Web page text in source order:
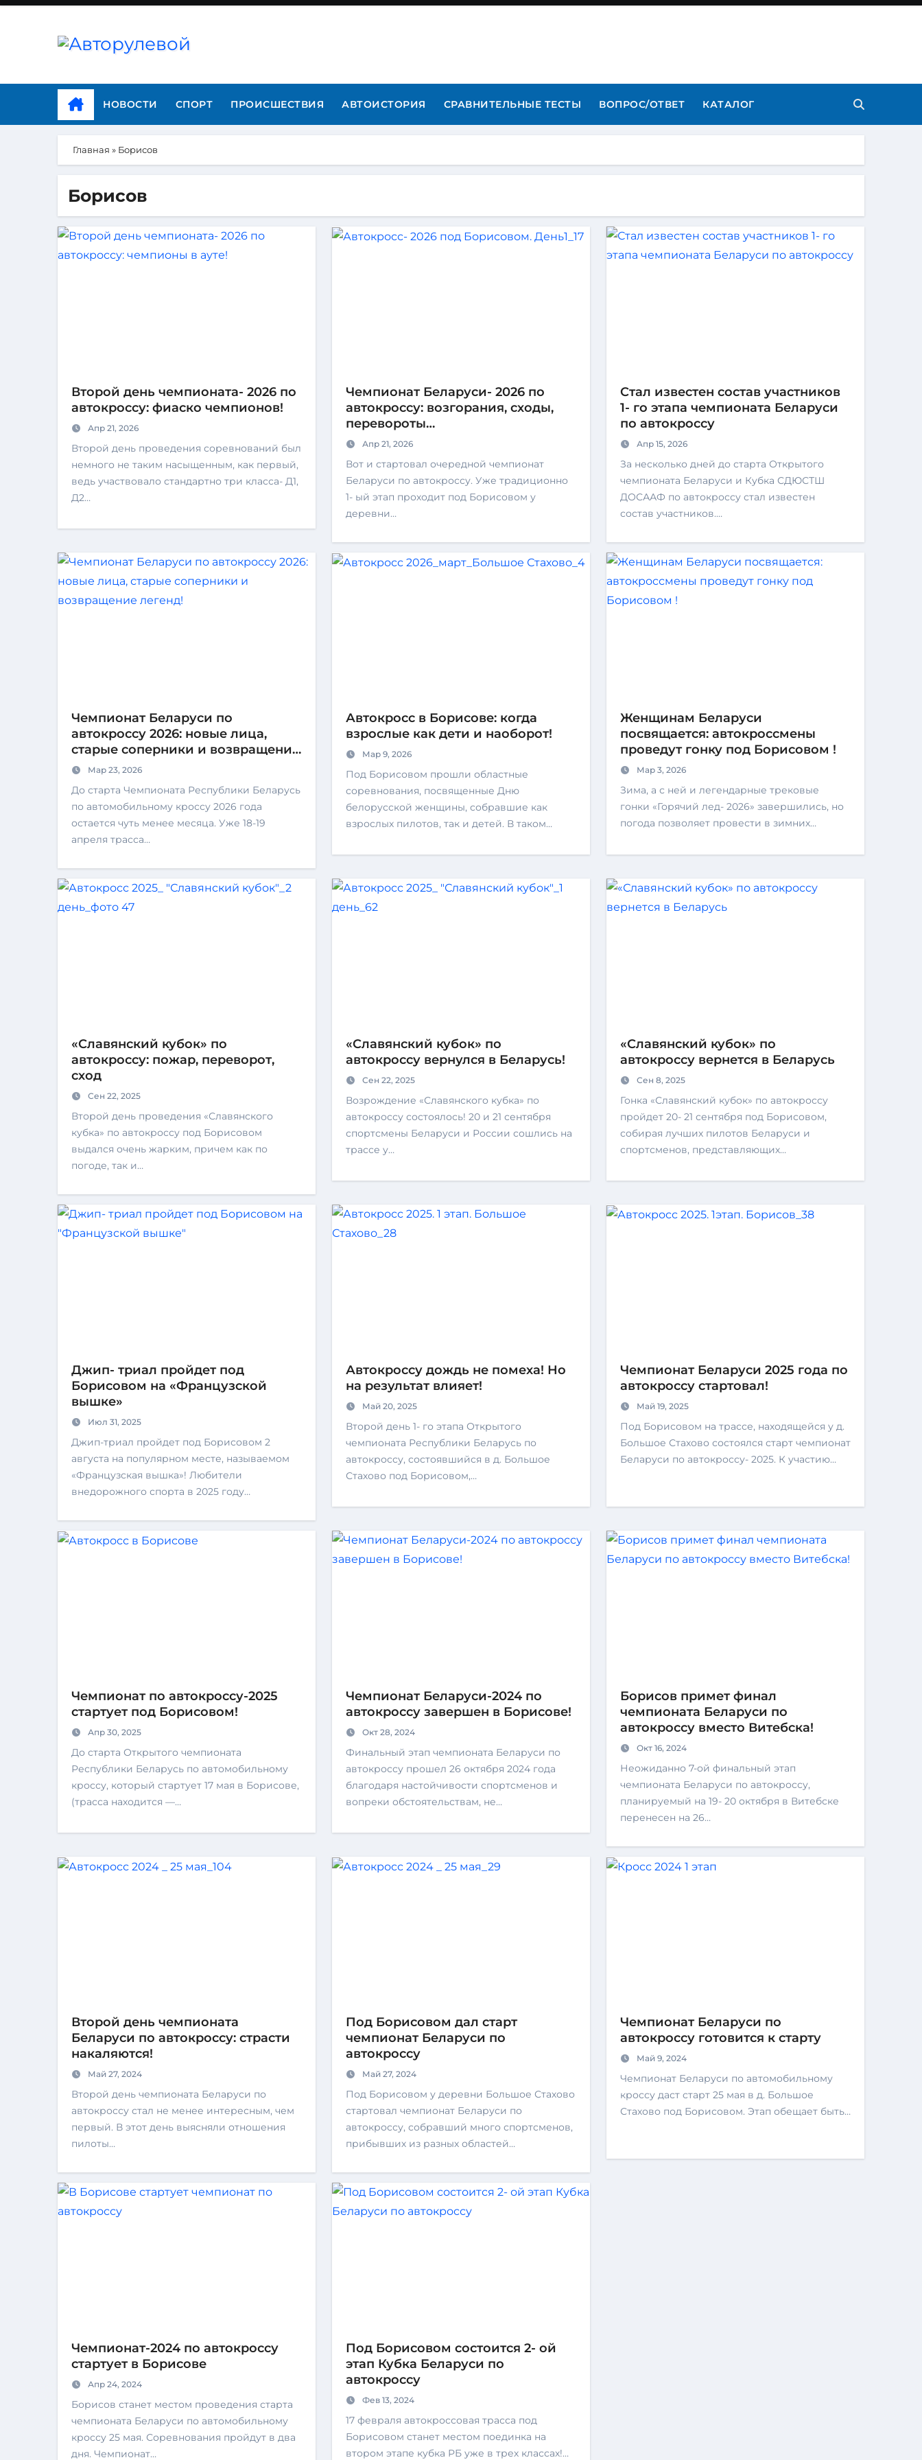
НОВОСТИ СПОРТ ПРОИСШЕСТВИЯ АВТОИСТОРИЯ СРАВНИТЕЛЬНЫЕ ТЕСТЫ ВОПРОС/ОТВЕТ КАТАЛОГ
Главная » Борисов
Борисов
Второй день чемпионата- 2026 по
автокроссу: фиаско чемпионов!
Апр 21, 2026
Второй день проведения соревнований был
немного не таким насыщенным, как первый,
ведь участвовало стандартно три класса- Д1,
Д2…
Чемпионат Беларуси- 2026 по
автокроссу: возгорания, сходы,
перевороты…
Апр 21, 2026
Вот и стартовал очередной чемпионат
Беларуси по автокроссу. Уже традиционно
1- ый этап проходит под Борисовом у
деревни…
Стал известен состав участников
1- го этапа чемпионата Беларуси
по автокроссу
Апр 15, 2026
За несколько дней до старта Открытого
чемпионата Беларуси и Кубка СДЮСТШ
ДОСААФ по автокроссу стал известен
состав участников.…
Чемпионат Беларуси по
автокроссу 2026: новые лица,
старые соперники и возвращение
легенд!
Мар 23, 2026
До старта Чемпионата Республики Беларусь
по автомобильному кроссу 2026 года
остается чуть менее месяца. Уже 18-19
апреля трасса…
Автокросс в Борисове: когда
взрослые как дети и наоборот!
Мар 9, 2026
Под Борисовом прошли областные
соревнования, посвященные Дню
белорусской женщины, собравшие как
взрослых пилотов, так и детей. В таком…
Женщинам Беларуси
посвящается: автокроссмены
проведут гонку под Борисовом !
Мар 3, 2026
Зима, а с ней и легендарные трековые
гонки «Горячий лед- 2026» завершились, но
погода позволяет провести в зимних…
«Славянский кубок» по
автокроссу: пожар, переворот,
сход
Сен 22, 2025
Второй день проведения «Славянского
кубка» по автокроссу под Борисовом
выдался очень жарким, причем как по
погоде, так и…
«Славянский кубок» по
автокроссу вернулся в Беларусь!
Сен 22, 2025
Возрождение «Славянского кубка» по
автокроссу состоялось! 20 и 21 сентября
спортсмены Беларуси и России сошлись на
трассе у…
«Славянский кубок» по
автокроссу вернется в Беларусь
Сен 8, 2025
Гонка «Славянский кубок» по автокроссу
пройдет 20- 21 сентября под Борисовом,
собирая лучших пилотов Беларуси и
спортсменов, представляющих…
Джип- триал пройдет под
Борисовом на «Французской
вышке»
Июл 31, 2025
Джип-триал пройдет под Борисовом 2
августа на популярном месте, называемом
«Французская вышка»! Любители
внедорожного спорта в 2025 году…
Автокроссу дождь не помеха! Но
на результат влияет!
Май 20, 2025
Второй день 1- го этапа Открытого
чемпионата Республики Беларусь по
автокроссу, состоявшийся в д. Большое
Стахово под Борисовом,…
Чемпионат Беларуси 2025 года по
автокроссу стартовал!
Май 19, 2025
Под Борисовом на трассе, находящейся у д.
Большое Стахово состоялся старт чемпионат
Беларуси по автокроссу- 2025. К участию…
Чемпионат по автокроссу-2025
стартует под Борисовом!
Апр 30, 2025
До старта Открытого чемпионата
Республики Беларусь по автомобильному
кроссу, который стартует 17 мая в Борисове,
(трасса находится —…
Чемпионат Беларуси-2024 по
автокроссу завершен в Борисове!
Окт 28, 2024
Финальный этап чемпионата Беларуси по
автокроссу прошел 26 октября 2024 года
благодаря настойчивости спортсменов и
вопреки обстоятельствам, не…
Борисов примет финал
чемпионата Беларуси по
автокроссу вместо Витебска!
Окт 16, 2024
Неожиданно 7-ой финальный этап
чемпионата Беларуси по автокроссу,
планируемый на 19- 20 октября в Витебске
перенесен на 26…
Второй день чемпионата
Беларуси по автокроссу: страсти
накаляются!
Май 27, 2024
Второй день чемпионата Беларуси по
автокроссу стал не менее интересным, чем
первый. В этот день выясняли отношения
пилоты…
Под Борисовом дал старт
чемпионат Беларуси по
автокроссу
Май 27, 2024
Под Борисовом у деревни Большое Стахово
стартовал чемпионат Беларуси по
автокроссу, собравший много спортсменов,
прибывших из разных областей…
Чемпионат Беларуси по
автокроссу готовится к старту
Май 9, 2024
Чемпионат Беларуси по автомобильному
кроссу даст старт 25 мая в д. Большое
Стахово под Борисовом. Этап обещает быть…
Чемпионат-2024 по автокроссу
стартует в Борисове
Апр 24, 2024
Борисов станет местом проведения старта
чемпионата Беларуси по автомобильному
кроссу 25 мая. Соревнования пройдут в два
дня. Чемпионат…
Под Борисовом состоится 2- ой
этап Кубка Беларуси по
автокроссу
Фев 13, 2024
17 февраля автокроссовая трасса под
Борисовом станет местом поединка на
втором этапе кубка РБ уже в трех классах!…